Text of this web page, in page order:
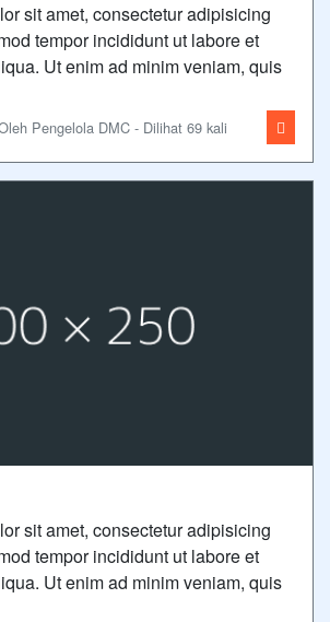
sit amet, consectetur adipisicing
tempor incididunt ut labore et
Ut enim ad minim veniam, quis
Pengelola DMC - Dilihat 69 kali
sit amet, consectetur adipisicing
tempor incididunt ut labore et
Ut enim ad minim veniam, quis